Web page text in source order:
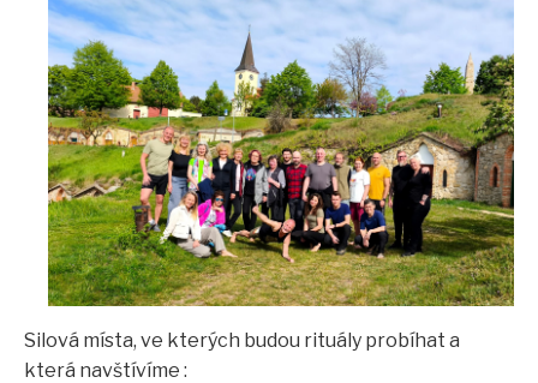
Silová místa, ve kterých budou rituály probíhat a
která navštívíme :